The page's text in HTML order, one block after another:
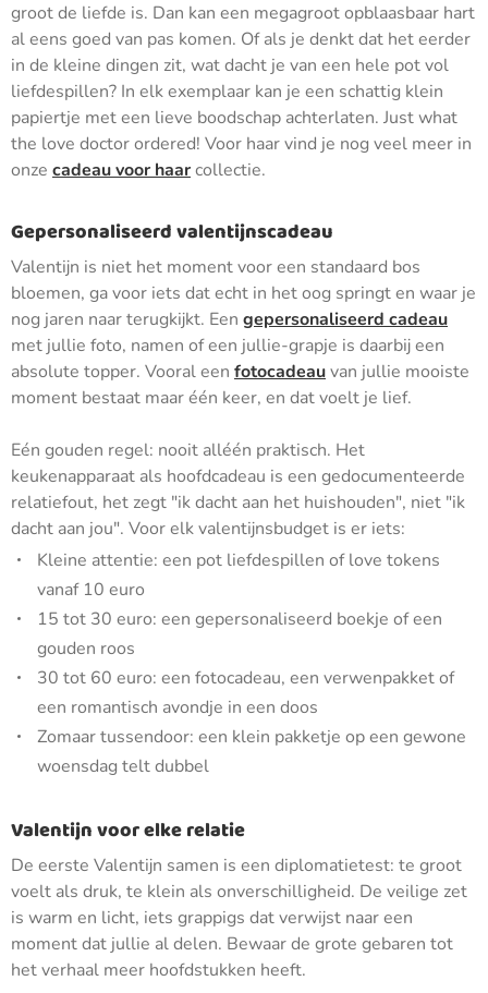
groot de liefde is. Dan kan een megagroot opblaasbaar hart
al eens goed van pas komen. Of als je denkt dat het eerder
in de kleine dingen zit, wat dacht je van een hele pot vol
liefdespillen? In elk exemplaar kan je een schattig klein
papiertje met een lieve boodschap achterlaten. Just what
the love doctor ordered! Voor haar vind je nog veel meer in
onze cadeau voor haarcollectie.
Gepersonaliseerd valentijnscadeau
Valentijn is niet het moment voor een standaard bos
bloemen, ga voor iets dat echt in het oog springt en waar je
nog jaren naar terugkijkt. Een gepersonaliseerd cadeau
met jullie foto, namen of een jullie-grapje is daarbij een
absolute topper. Vooral een fotocadeauvan jullie mooiste
moment bestaat maar één keer, en dat voelt je lief.
Eén gouden regel: nooit alléén praktisch. Het
keukenapparaat als hoofdcadeau is een gedocumenteerde
relatiefout, het zegt "ik dacht aan het huishouden", niet "ik
dacht aan jou". Voor elk valentijnsbudget is er iets:
Kleine attentie: een pot liefdespillen of love tokens
vanaf 10 euro
15 tot 30 euro: een gepersonaliseerd boekje of een
gouden roos
30 tot 60 euro: een fotocadeau, een verwenpakket of
een romantisch avondje in een doos
Zomaar tussendoor: een klein pakketje op een gewone
woensdag telt dubbel
Valentijn voor elke relatie
De eerste Valentijn samen is een diplomatietest: te groot
voelt als druk, te klein als onverschilligheid. De veilige zet
is warm en licht, iets grappigs dat verwijst naar een
moment dat jullie al delen. Bewaar de grote gebaren tot
het verhaal meer hoofdstukken heeft.